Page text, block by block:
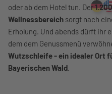
oder ab dem Hotel tun. Der
Wellnessbereich sorgt nach
Erholung. Und abends dürft ihr
dem dem Genussmenü
Wutzschleife - ein idealer Ort
Bayerischen Wald.